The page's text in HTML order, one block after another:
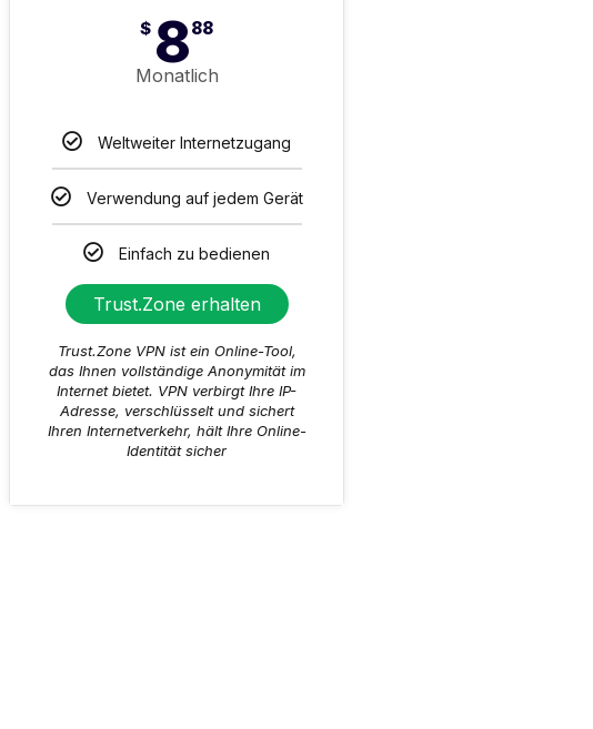
$ 888
Monatlich
Weltweiter Internetzugang
Verwendung auf jedem Gerät
Einfach zu bedienen
Trust.Zone erhalten
Trust.Zone VPN ist ein Online-Tool,
das Ihnen vollständige Anonymität im
Internet bietet. VPN verbirgt Ihre IP-
Adresse, verschlüsselt und sichert
Ihren Internetverkehr, hält Ihre Online-
Identität sicher